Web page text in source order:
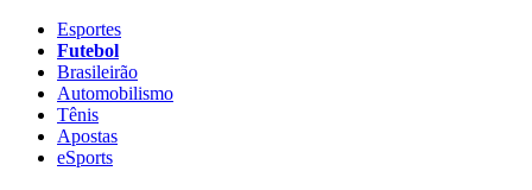
Esportes
Futebol
Brasileirão
Automobilismo
Tênis
Apostas
eSports